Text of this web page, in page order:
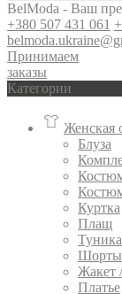
BelModa - Ваш
+380 507 431 061
Принимаем
заказы
Категории
Женская
Блуза
Куртка
Плащ
Туника
Шорты
Жакет
Платье